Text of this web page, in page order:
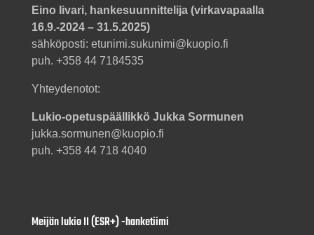
Eino Iivari, hankesuunnittelija (virkavapaalla
16.9.-2024 – 31.5.2025)
sähköposti: etunimi.sukunimi@kuopio.fi
puh. +358 44 7184535
Yhteydenotot:
Lukio-opetuspäällikkö Jukka Sormunen
jukka.sormunen@kuopio.fi
puh. +358 44 718 4040
Meijän lukio II (ESR+) -hanketiimi